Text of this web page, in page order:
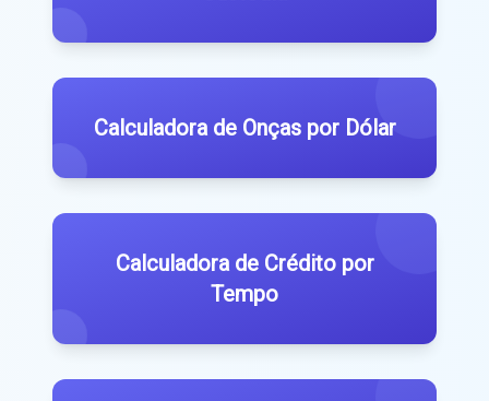
Calculadora de Onças por Dólar
Calculadora de Crédito por
Tempo